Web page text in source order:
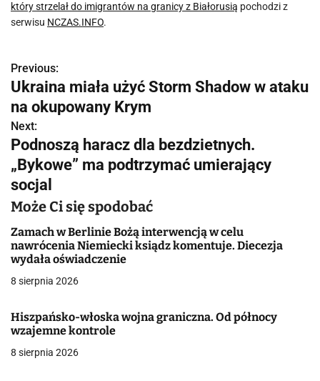
który strzelał do imigrantów na granicy z Białorusią pochodzi z
serwisu NCZAS.INFO.
N
a
w
i
g
a
c
j
a
w
p
Previous:
Ukraina miała użyć Storm Shadow w ataku
na okupowany Krym
Next:
Podnoszą haracz dla bezdzietnych.
„Bykowe” ma podtrzymać umierający
socjal
Może Ci się spodobać
Zamach w Berlinie Bożą interwencją w celu
nawrócenia Niemiecki ksiądz komentuje. Diecezja
wydała oświadczenie
8 sierpnia 2026
Hiszpańsko-włoska wojna graniczna. Od północy
wzajemne kontrole
8 sierpnia 2026